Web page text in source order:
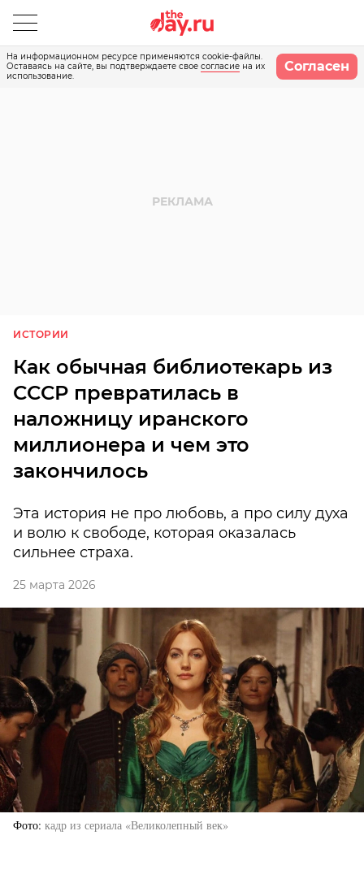
На информационном ресурсе применяются cookie-файлы.
Оставаясь на сайте, вы подтверждаете свое согласие на их
использование.
Согласен
ИСТОРИИ
Как обычная библиотекарь из
СССР превратилась в
наложницу иранского
миллионера и чем это
закончилось
Эта история не про любовь, а про силу духа
и волю к свободе, которая оказалась
сильнее страха.
25 марта 2026
Фото кадр из сериала «Великолепный век»